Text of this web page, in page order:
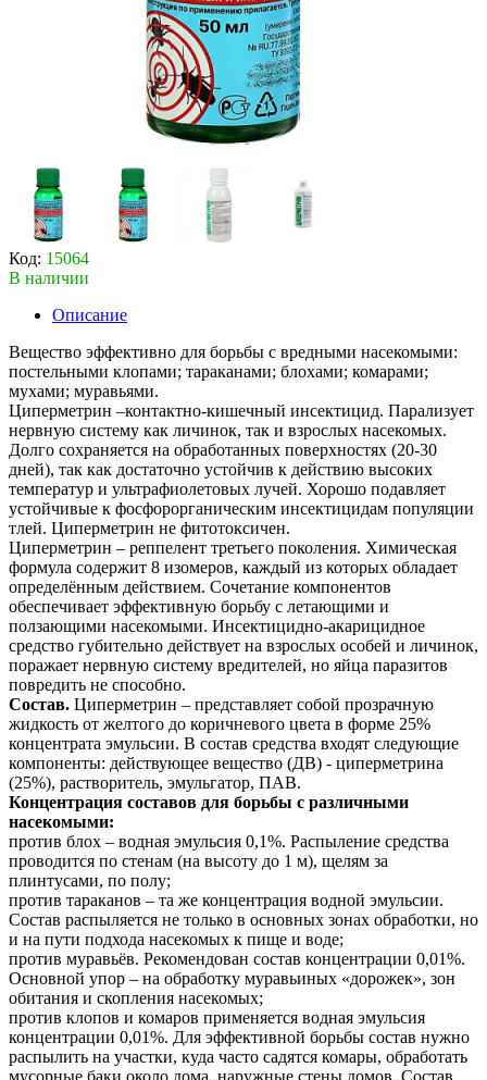
Код: 15064
В наличии
Описание
Вещество эффективно для борьбы с вредными насекомыми:
постельными клопами; тараканами; блохами; комарами;
мухами; муравьями.
Циперметрин –контактно-кишечный инсектицид. Парализует
нервную систему как личинок, так и взрослых насекомых.
Долго сохраняется на обработанных поверхностях (20-30
дней), так как достаточно устойчив к действию высоких
температур и ультрафиолетовых лучей. Хорошо подавляет
устойчивые к фосфорорганическим инсектицидам популяции
тлей. Циперметрин не фитотоксичен.
Циперметрин – реппелент третьего поколения. Химическая
формула содержит 8 изомеров, каждый из которых обладает
определённым действием. Сочетание компонентов
обеспечивает эффективную борьбу с летающими и
ползающими насекомыми. Инсектицидно-акарицидное
средство губительно действует на взрослых особей и личинок,
поражает нервную систему вредителей, но яйца паразитов
повредить не способно.
Состав. Циперметрин – представляет собой прозрачную
жидкость от желтого до коричневого цвета в форме 25%
концентрата эмульсии. В состав средства входят следующие
компоненты: действующее вещество (ДВ) - циперметрина
(25%), растворитель, эмульгатор, ПАВ.
Концентрация составов для борьбы с различными
насекомыми:
против блох – водная эмульсия 0,1%. Распыление средства
проводится по стенам (на высоту до 1 м), щелям за
плинтусами, по полу;
против тараканов – та же концентрация водной эмульсии.
Состав распыляется не только в основных зонах обработки, но
и на пути подхода насекомых к пище и воде;
против муравьёв. Рекомендован состав концентрации 0,01%.
Основной упор – на обработку муравьиных «дорожек», зон
обитания и скопления насекомых;
против клопов и комаров применяется водная эмульсия
концентрации 0,01%. Для эффективной борьбы состав нужно
распылить на участки, куда часто садятся комары, обработать
мусорные баки около дома, наружные стены домов. Состав